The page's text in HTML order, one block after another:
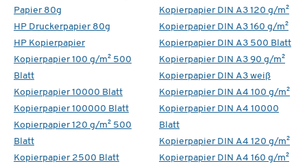
Papier 80g
HP Druckerpapier 80g
HP Kopierpapier
Kopierpapier 100 g/m² 500
Blatt
Kopierpapier 10000 Blatt
Kopierpapier 100000 Blatt
Kopierpapier 120 g/m² 500
Blatt
Kopierpapier 2500 Blatt
Kopierpapier DIN A3 120 g/m²
Kopierpapier DIN A3 160 g/m²
Kopierpapier DIN A3 500 Blatt
Kopierpapier DIN A3 90 g/m²
Kopierpapier DIN A3 weiß
Kopierpapier DIN A4 100 g/m²
Kopierpapier DIN A4 10000
Blatt
Kopierpapier DIN A4 120 g/m²
Kopierpapier DIN A4 160 g/m²